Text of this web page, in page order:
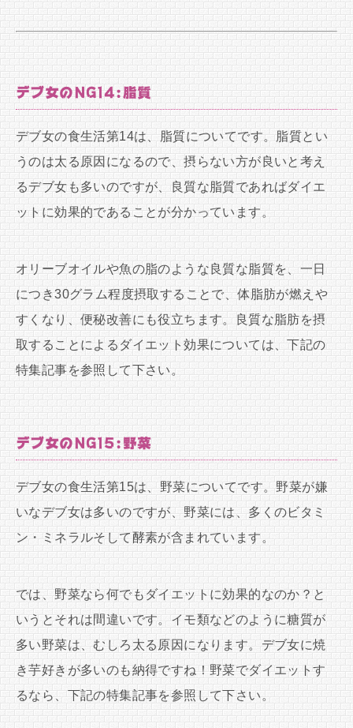
デブ女のNG14:脂質
デブ女の食生活第14は、脂質についてです。脂質とい
うのは太る原因になるので、摂らない方が良いと考え
るデブ女も多いのですが、良質な脂質であればダイエ
ットに効果的であることが分かっています。
オリーブオイルや魚の脂のような良質な脂質を、一日
につき30グラム程度摂取することで、体脂肪が燃えや
すくなり、便秘改善にも役立ちます。良質な脂肪を摂
取することによるダイエット効果については、下記の
特集記事を参照して下さい。
デブ女のNG15:野菜
デブ女の食生活第15は、野菜についてです。野菜が嫌
いなデブ女は多いのですが、野菜には、多くのビタミ
ン・ミネラルそして酵素が含まれています。
では、野菜なら何でもダイエットに効果的なのか？と
いうとそれは間違いです。イモ類などのように糖質が
多い野菜は、むしろ太る原因になります。デブ女に焼
き芋好きが多いのも納得ですね！野菜でダイエットす
るなら、下記の特集記事を参照して下さい。